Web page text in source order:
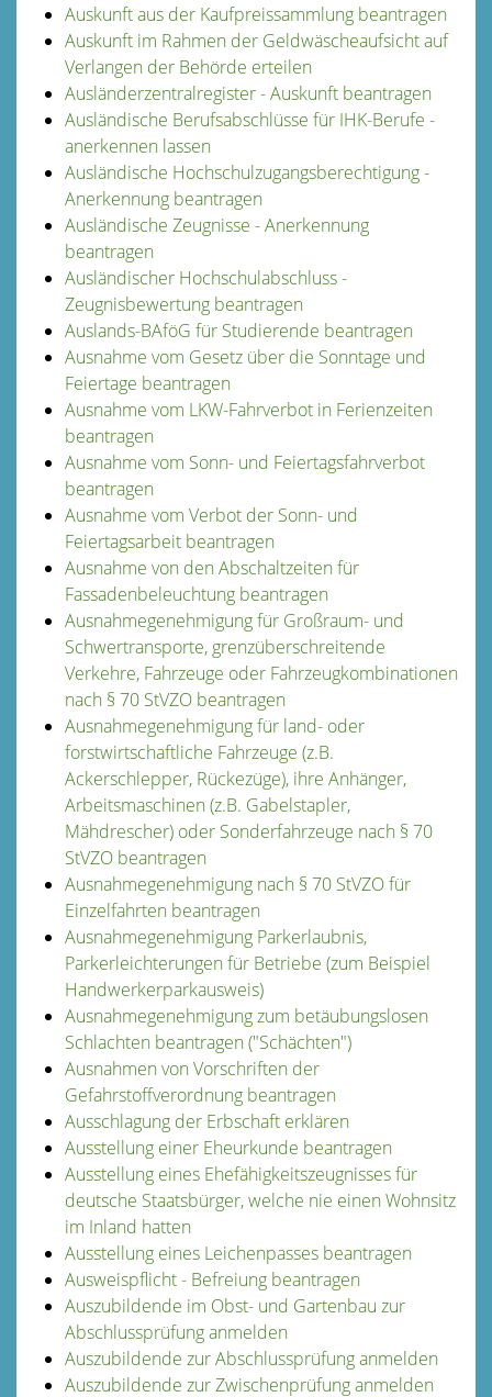
Auskunft aus der Kaufpreissammlung beantragen
Auskunft im Rahmen der Geldwäscheaufsicht auf
Verlangen der Behörde erteilen
Ausländerzentralregister - Auskunft beantragen
Ausländische Berufsabschlüsse für IHK-Berufe -
anerkennen lassen
Ausländische Hochschulzugangsberechtigung -
Anerkennung beantragen
Ausländische Zeugnisse - Anerkennung
beantragen
Ausländischer Hochschulabschluss -
Zeugnisbewertung beantragen
Auslands-BAföG für Studierende beantragen
Ausnahme vom Gesetz über die Sonntage und
Feiertage beantragen
Ausnahme vom LKW-Fahrverbot in Ferienzeiten
beantragen
Ausnahme vom Sonn- und Feiertagsfahrverbot
beantragen
Ausnahme vom Verbot der Sonn- und
Feiertagsarbeit beantragen
Ausnahme von den Abschaltzeiten für
Fassadenbeleuchtung beantragen
Ausnahmegenehmigung für Großraum- und
Schwertransporte, grenzüberschreitende
Verkehre, Fahrzeuge oder Fahrzeugkombinationen
nach § 70 StVZO beantragen
Ausnahmegenehmigung für land- oder
forstwirtschaftliche Fahrzeuge (z.B.
Ackerschlepper, Rückezüge), ihre Anhänger,
Arbeitsmaschinen (z.B. Gabelstapler,
Mähdrescher) oder Sonderfahrzeuge nach § 70
StVZO beantragen
Ausnahmegenehmigung nach § 70 StVZO für
Einzelfahrten beantragen
Ausnahmegenehmigung Parkerlaubnis,
Parkerleichterungen für Betriebe (zum Beispiel
Handwerkerparkausweis)
Ausnahmegenehmigung zum betäubungslosen
Schlachten beantragen ("Schächten")
Ausnahmen von Vorschriften der
Gefahrstoffverordnung beantragen
Ausschlagung der Erbschaft erklären
Ausstellung einer Eheurkunde beantragen
Ausstellung eines Ehefähigkeitszeugnisses für
deutsche Staatsbürger, welche nie einen Wohnsitz
im Inland hatten
Ausstellung eines Leichenpasses beantragen
Ausweispflicht - Befreiung beantragen
Auszubildende im Obst- und Gartenbau zur
Abschlussprüfung anmelden
Auszubildende zur Abschlussprüfung anmelden
Auszubildende zur Zwischenprüfung anmelden